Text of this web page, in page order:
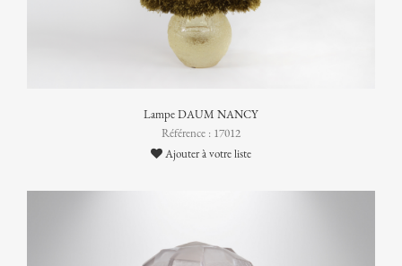
Lampe DAUM NANCY
Référence : 17012
Ajouter à votre liste